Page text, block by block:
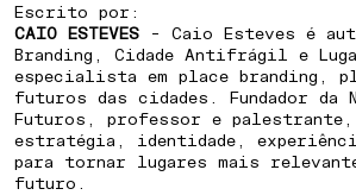
Escrito por:
CAIO ESTEVES - Caio Esteves é
Branding, Cidade Antifrágil e
especialista em place branding,
futuros das cidades. Fundador da
Futuros, professor e palestrante,
estratégia, identidade,
para tornar lugares mais
futuro.